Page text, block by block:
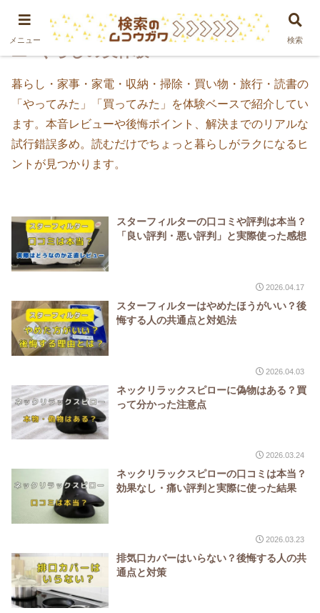
くらしの実体験
暮らし・家事・家電・収納・掃除・買い物・旅行・読書の
「やってみた」「買ってみた」を体験ベースで紹介してい
ます。本音レビューや後悔ポイント、解決までのリアルな
試行錯誤多め。読むだけでちょっと暮らしがラクになるヒ
ントが見つかります。
スターフィルターの口コミや評判は本当？
「良い評判・悪い評判」と実際使った感想
2026.04.17
スターフィルターはやめたほうがいい？後
悔する人の共通点と対処法
2026.04.03
ネックリラックスピローに偽物はある？買
って分かった注意点
2026.03.24
ネックリラックスピローの口コミは本当？
効果なし・痛い評判と実際に使った結果
2026.03.23
排気口カバーはいらない？後悔する人の共
通点と対策
メニュー 検索